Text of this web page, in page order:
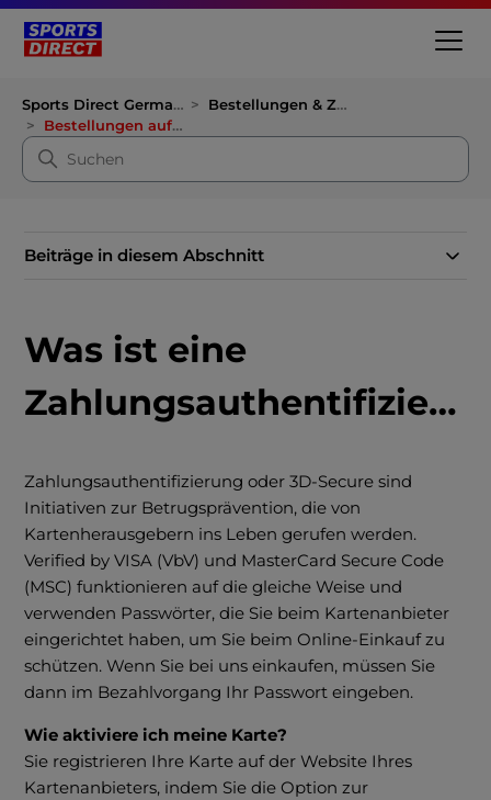
Sports Direct Germany
Bestellungen & Zahlungen
Bestellungen aufgeben
Beiträge in diesem Abschnitt
Was ist eine
Zahlungsauthentifizierung?
Zahlungsauthentifizierung oder 3D-Secure sind
Initiativen zur Betrugsprävention, die von
Kartenherausgebern ins Leben gerufen werden.
Verified by VISA (VbV) und MasterCard Secure Code
(MSC) funktionieren auf die gleiche Weise und
verwenden Passwörter, die Sie beim Kartenanbieter
eingerichtet haben, um Sie beim Online-Einkauf zu
schützen. Wenn Sie bei uns einkaufen, müssen Sie
dann im Bezahlvorgang Ihr Passwort eingeben.
Wie aktiviere ich meine Karte?
Sie registrieren Ihre Karte auf der Website Ihres
Kartenanbieters, indem Sie die Option zur